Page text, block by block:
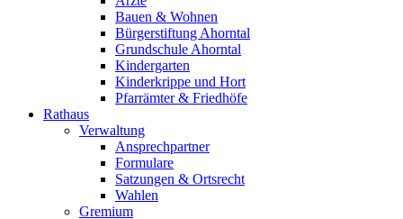
Bauen & Wohnen
Bürgerstiftung Ahorntal
Grundschule Ahorntal
Kindergarten
Kinderkrippe und Hort
Pfarrämter & Friedhöfe
Rathaus
Verwaltung
Ansprechpartner
Formulare
Satzungen & Ortsrecht
Wahlen
Gremium